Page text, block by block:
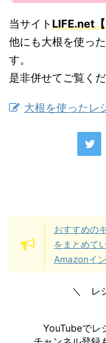
当サイトLIFE.net
他にも大根を使っ
す。
是非併せてご覧くだ
大根を使ったレ
おすすめの
をまとめて
Amazonイ
＼ レ
YouTubeでレ